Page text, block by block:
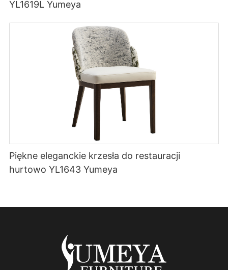
YL1619L Yumeya
Piękne eleganckie krzesła do restauracji
hurtowo YL1643 Yumeya